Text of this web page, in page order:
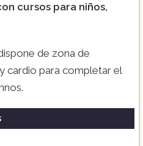
cursos para niños,
de zona de
cardio para completar el